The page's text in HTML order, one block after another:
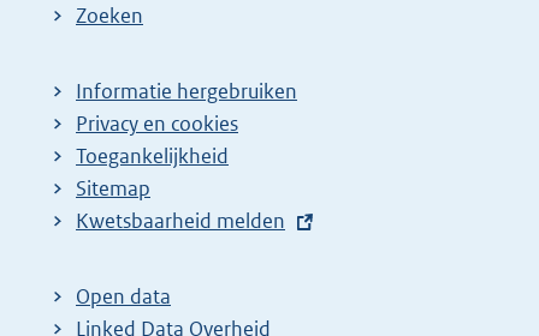
Zoeken
Informatie hergebruiken
Privacy en cookies
Toegankelijkheid
Sitemap
E
t
e
Kwetsbaarheid melden
Open data
Linked Data Overheid